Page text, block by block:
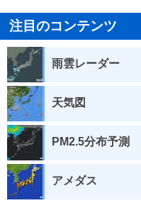
注目のコンテンツ
雨雲レーダー
天気図
PM2.5分布予測
アメダス